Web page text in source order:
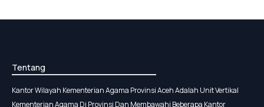
Tentang
Kantor Wilayah Kementerian Agama Provinsi Aceh Adalah Unit Vertikal
Kementerian Agama Di Provinsi Dan Membawahi Beberapa Kantor